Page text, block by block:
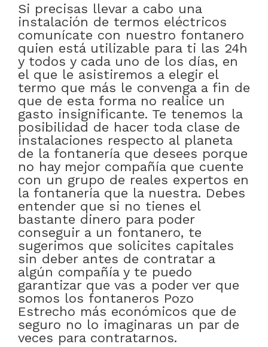
Si precisas llevar a cabo una
instalación de termos eléctricos
comunícate con nuestro fontanero
quien está utilizable para ti las 24h
y todos y cada uno de los días, en
el que le asistiremos a elegir el
termo que más le convenga a fin de
que de esta forma no realice un
gasto insignificante. Te tenemos la
posibilidad de hacer toda clase de
instalaciones respecto al planeta
de la fontanería que desees porque
no hay mejor compañía que cuente
con un grupo de reales expertos en
la fontanería que la nuestra. Debes
entender que si no tienes el
bastante dinero para poder
conseguir a un fontanero, te
sugerimos que solicites capitales
sin deber antes de contratar a
algún compañía y te puedo
garantizar que vas a poder ver que
somos los fontaneros Pozo
Estrecho más económicos que de
seguro no lo imaginaras un par de
veces para contratarnos.